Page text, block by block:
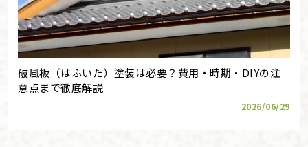
破風板（はふいた）塗装は必要？費用・時期・DIYの注
意点まで徹底解説
2026/06/29